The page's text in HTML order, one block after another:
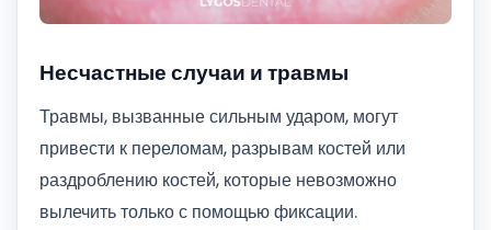
Несчастные случаи и травмы
Травмы, вызванные сильным ударом, могут
привести к переломам, разрывам костей или
раздроблению костей, которые невозможно
вылечить только с помощью фиксации.